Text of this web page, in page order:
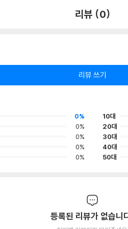
리뷰 (0)
리뷰 쓰기
0%
0%
0%
0%
0%
10대
20대
30대
40대
50대
등록된 리뷰가 없습니